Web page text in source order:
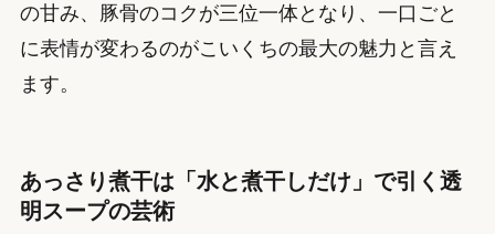
の甘み、豚骨のコクが三位一体となり、一口ごと
に表情が変わるのがこいくちの最大の魅力と言え
ます。
あっさり煮干は「水と煮干しだけ」で引く透
明スープの芸術